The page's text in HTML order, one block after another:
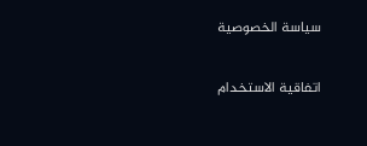
سياسة الخصوصية
اتفاقية الاستخدام